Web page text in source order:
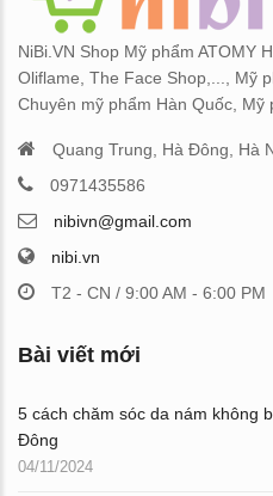
NiBi.VN Shop Mỹ phẩm ATOMY
Oliflame, The Face Shop,..., Mỹ
Chuyên mỹ phẩm Hàn Quốc, Mỹ
Quang Trung, Hà Đông, Hà
0971435586
nibivn@gmail.com
nibi.vn
T2 - CN / 9:00 AM - 6:00 PM
Bài viết mới
5 cách chăm sóc da nám không
Đông
04/11/2024